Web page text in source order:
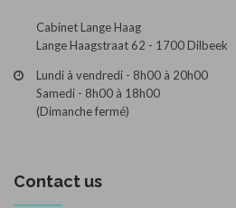
Cabinet Lange Haag
Lange Haagstraat 62 - 1700 Dilbeek
Lundi à vendredi - 8h00 à 20h00
Samedi - 8h00 à 18h00
(Dimanche fermé)
Contact us